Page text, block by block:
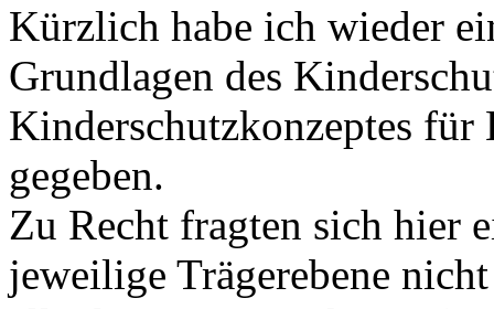
Kürzlich habe ich wieder
Grundlagen des
Kinderschutzkonzeptes
gegeben.
Zu Recht fragten sich hier
jeweilige Trägerebene